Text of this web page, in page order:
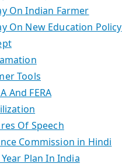
On Indian Farmer
On New Education Policy
Tools
And FERA
Of Speech
Commission in Hindi
Year Plan In India